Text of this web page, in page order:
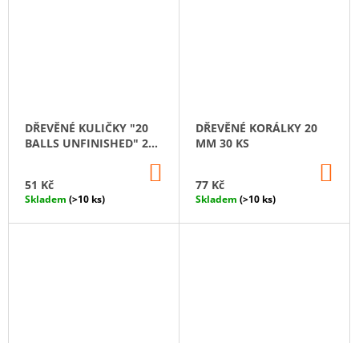
DŘEVĚNÉ KULIČKY "20
BALLS UNFINISHED" 20
51 Kč
KOŠÍKU
Skladem (>10 ks)
DŘEVĚNÉ KORÁLKY 20
MM 30 KS
77 Kč
Skladem (>10 ks)